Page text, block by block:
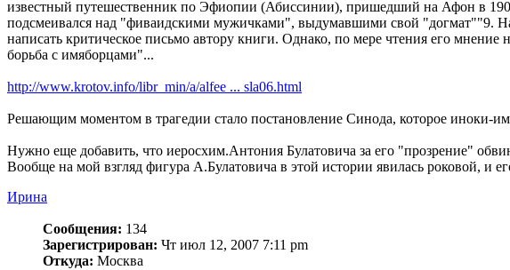
известный путешественник по Эфиопии (Абиссинии), пришедший на Афон в
подсмеивался над "фиваидскими мужичками", выдумавшими свой "догмат""9.
написать критическое письмо автору книги. Однако, по мере чтения его
борьба с имяборцами"...
http://www.krotov.info/libr_min/a/alfee ... sla06.html
Решающим моментом в трагедии стало постановление Синода, которое иноки-
Нужно еще добавить, что иеросхим.Антония Булатовича за его "прозрение"
Вообще на мой взгляд фигура А.Булатовича в этой истории явилась роковой, и
Ирина
Сообщения: 134
Зарегистрирован: Чт июл 12, 2007 7:11 pm
Откуда: Москва